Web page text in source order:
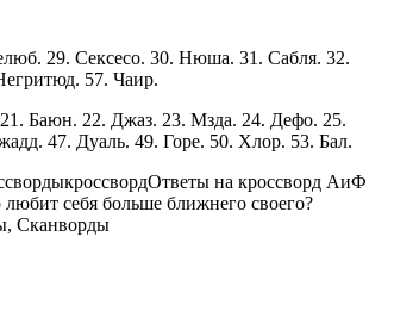
29. Сексесо. 30. Нюша. 31. Сабля. 32.
57. Чаир.
Баюн. 22. Джаз. 23. Мзда. 24. Дефо. 25.
47. Дуаль. 49. Горе. 50. Хлор. 53. Бал.
кроссвордОтветы на кроссворд АиФ
любит себя больше ближнего своего?
Сканворды